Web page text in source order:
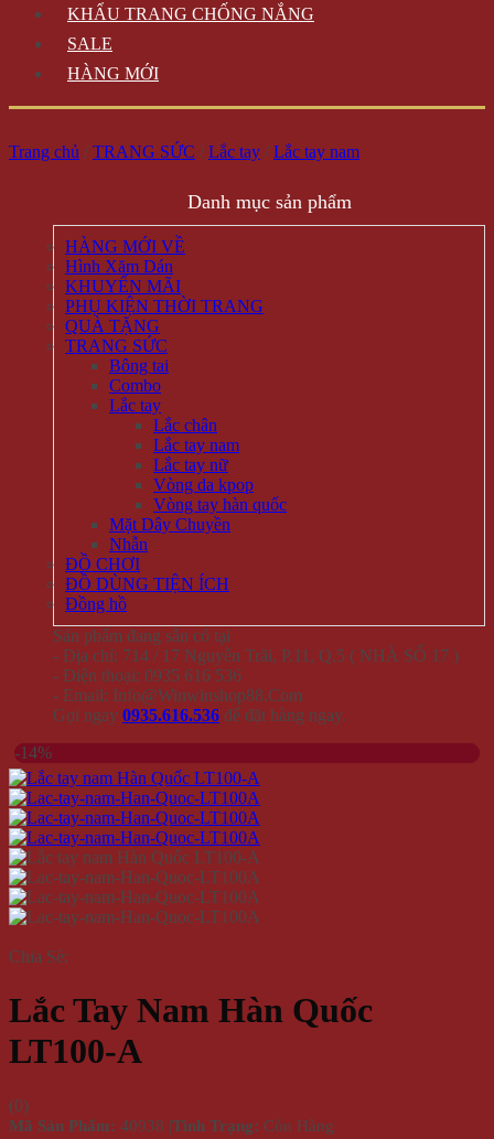
KHẨU TRANG CHỐNG NẮNG
SALE
HÀNG MỚI
Trang chủ / TRANG SỨC / Lắc tay / Lắc tay nam
Danh mục sản phẩm
HÀNG MỚI VỀ
Hình Xăm Dán
KHUYẾN MÃI
PHỤ KIỆN THỜI TRANG
QUÀ TẶNG
TRANG SỨC
Bông tai
Combo
Lắc tay
Lắc chân
Lắc tay nam
Lắc tay nữ
Vòng da kpop
Vòng tay hàn quốc
Mặt Dây Chuyền
Nhẫn
ĐỒ CHƠI
ĐỒ DÙNG TIỆN ÍCH
Đồng hồ
Sản phẩm đang sẵn có tại
- Địa chỉ: 714 / 17 Nguyễn Trãi, P.11, Q.5 ( NHÀ SỐ 17 )
- Điện thoại: 0935 616 536
- Email: Info@Winwinshop88.Com
Gọi ngay 0935.616.536 để đặt hàng ngay.
-14%
Chia Sẻ:
Lắc Tay Nam Hàn Quốc
LT100-A
(0)
Mã Sản Phẩm: 40938 |Tình Trạng: Còn Hàng